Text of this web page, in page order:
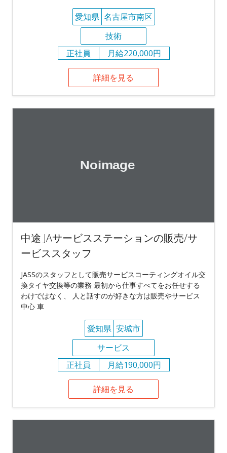
愛知県 名古屋市南区
技術
正社員
月給220,000円
詳細を見る
中途 JAサービスステーションの販売/サ
ービススタッフ
JASSのスタッフとして販売サービスコーティングオイル交
換タイヤ交換等の業務 最初から仕事すべてをお任せする
わけではなく、 人と話すのが好きな方は販売やサービス
中心 車
愛知県 安城市
サービス
正社員
月給190,000円
詳細を見る